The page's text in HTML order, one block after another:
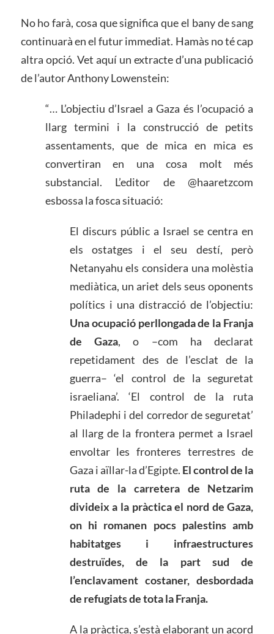
No ho farà, cosa que significa que el bany de sang
continuarà en el futur immediat. Hamàs no té cap
altra opció. Vet aquí un extracte d’una publicació
de l’autor Anthony Lowenstein:
“… L’objectiu d’Israel a Gaza és l’ocupació a
llarg termini i la construcció de petits
assentaments, que de mica en mica es
convertiran en una cosa molt més
substancial. L’editor de @haaretzcom
esbossa la fosca situació:
El discurs públic a Israel se centra en
els ostatges i el seu destí, però
Netanyahu els considera una molèstia
mediàtica, un ariet dels seus oponents
polítics i una distracció de l’objectiu:
Una ocupació perllongada de la Franja
de Gaza, o –com ha declarat
repetidament des de l’esclat de la
guerra– ‘el control de la seguretat
israeliana’. ‘El control de la ruta
Philadephi i del corredor de seguretat’
al llarg de la frontera permet a Israel
envoltar les fronteres terrestres de
Gaza i aïllar-la d’Egipte. El control de la
ruta de la carretera de Netzarim
divideix a la pràctica el nord de Gaza,
on hi romanen pocs palestins amb
habitatges i infraestructures
destruïdes, de la part sud de
l’enclavament costaner, desbordada
de refugiats de tota la Franja.
A la pràctica, s’està elaborant un acord